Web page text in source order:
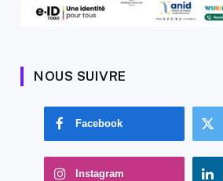
NOUS SUIVRE
Facebook
Instagram